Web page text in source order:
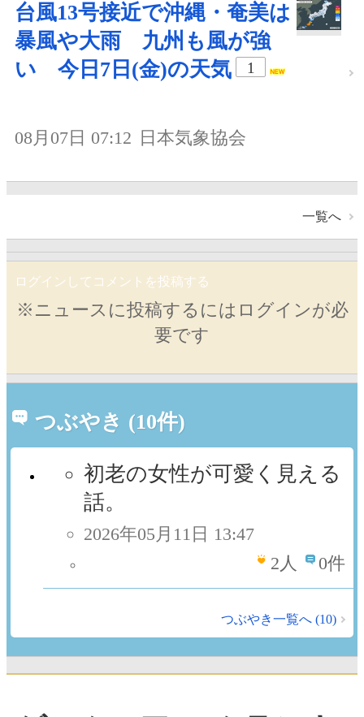
台風13号接近で沖縄・奄美は
暴風や大雨 九州も風が強
い 今日7日(金)の天気
1
08月07日 07:12 日本気象協会
一覧へ
ログインしてコメントを投稿する
※ニュースに投稿するにはログインが必
要です
つぶやき (10件)
初老の女性が可愛く見える
話。
2026年05月11日 13:47
2人 0件
つぶやき一覧へ (10)